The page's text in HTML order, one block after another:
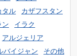
タル
カザフスタン
ン
イラク
アルジェリア
バイジャン
その他